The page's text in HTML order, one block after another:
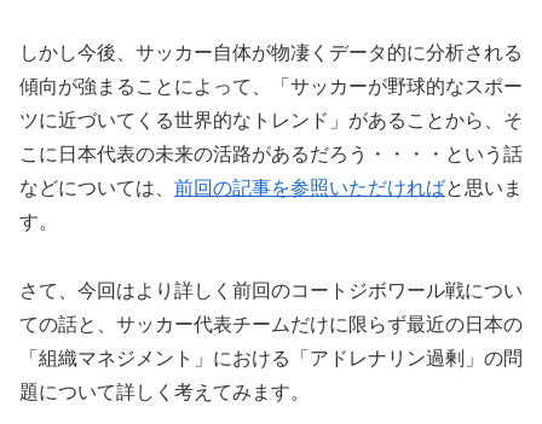
しかし今後、サッカー自体が物凄くデータ的に分析される
傾向が強まることによって、「サッカーが野球的なスポー
ツに近づいてくる世界的なトレンド」があることから、そ
こに日本代表の未来の活路があるだろう・・・・という話
などについては、 前回の記事を参照いただければと思いま
す。
さて、今回はより詳しく前回のコートジボワール戦につい
ての話と、サッカー代表チームだけに限らず最近の日本の
「組織マネジメント」における「アドレナリン過剰」の問
題について詳しく考えてみます。